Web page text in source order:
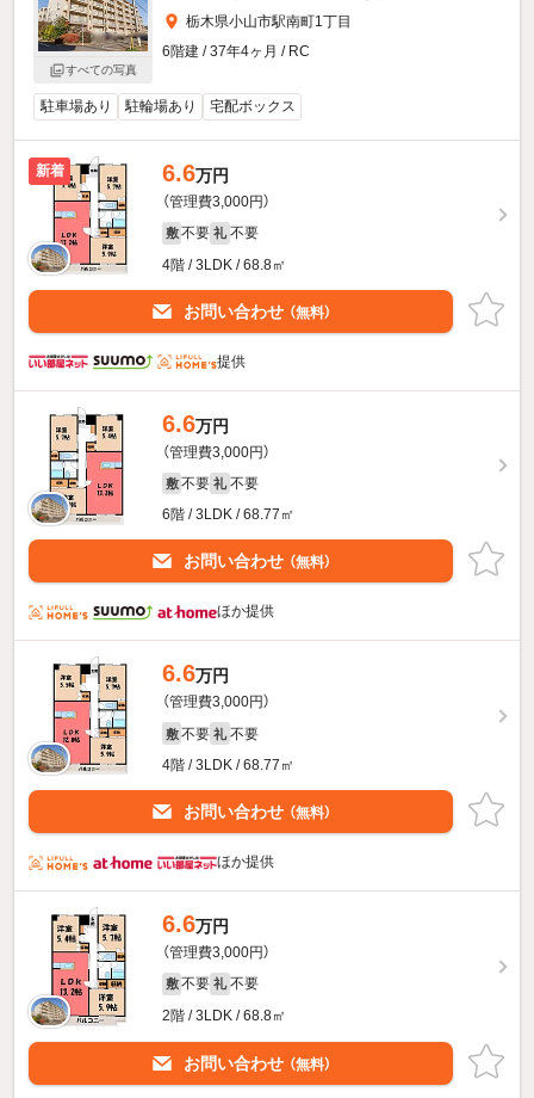
すべての写真
栃木県小山市駅南町1丁目
6階建 / 37年4ヶ月 / RC
駐車場あり 駐輪場あり 宅配ボックス
新着 6.6万円
（管理費3,000円）
敷 不要 礼 不要
4階 / 3LDK / 68.8㎡
お問い合わせ （無料）
提供
6.6万円
（管理費3,000円）
敷 不要 礼 不要
6階 / 3LDK / 68.77㎡
お問い合わせ （無料）
ほか提供
6.6万円
（管理費3,000円）
敷 不要 礼 不要
4階 / 3LDK / 68.77㎡
お問い合わせ （無料）
ほか提供
6.6万円
（管理費3,000円）
敷 不要 礼 不要
2階 / 3LDK / 68.8㎡
お問い合わせ （無料）